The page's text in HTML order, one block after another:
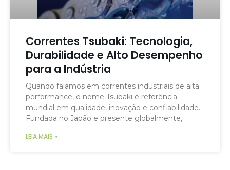
Correntes Tsubaki: Tecnologia,
Durabilidade e Alto Desempenho
para a Indústria
Quando falamos em correntes industriais de alta
performance, o nome Tsubaki é referência
mundial em qualidade, inovação e confiabilidade.
Fundada no Japão e presente globalmente,
LEIA MAIS »